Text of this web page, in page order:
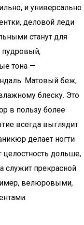
и универсально
деловой леди
станут для
пудровый,
тона —
Матовый беж,
блеску. Это
в пользу более
всегда выглядит
делает ногти
целостность дольше,
служит прекрасной
велюровыми,